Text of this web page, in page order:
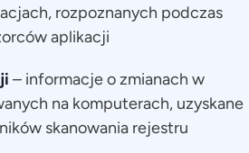
rozpoznanych podczas
aplikacji
– informacje o zmianach w
na komputerach, uzyskane
skanowania rejestru